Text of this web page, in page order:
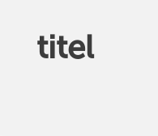
titel